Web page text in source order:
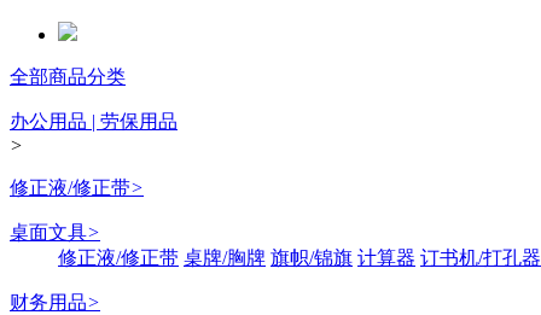
全部商品分类
办公用品 | 劳保用品
>
修正液/修正带>
桌面文具>
修正液/修正带 桌牌/胸牌 旗帜/锦旗 计算器 订书机/打孔器
财务用品>